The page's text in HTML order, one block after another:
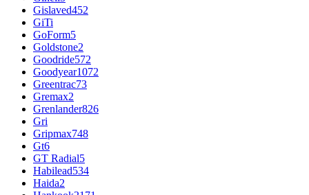
Gislaved452
GiTi
GoForm5
Goldstone2
Goodride572
Goodyear1072
Greentrac73
Gremax2
Grenlander826
Gri
Gripmax748
Gt6
GT Radial5
Habilead534
Haida2